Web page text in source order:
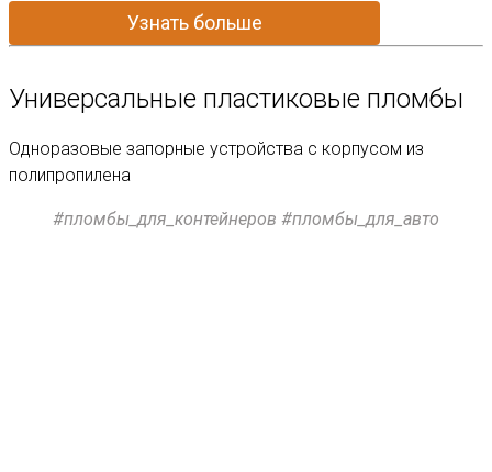
Узнать больше
Универсальные пластиковые пломбы
Одноразовые запорные устройства с корпусом из
полипропилена
#пломбы_для_контейнеров #пломбы_для_авто